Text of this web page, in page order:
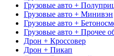
Грузовые авто +
Грузовые авто + Минивэн
Грузовые авто +
Грузовые авто + Прочее
Дрон + Кроссовер
Дрон + Пикап